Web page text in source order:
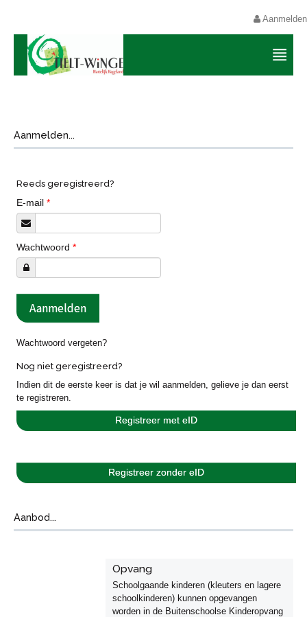
Aanmelden
Aanmelden...
Reeds geregistreerd?
E-mail*
Wachtwoord*
Wachtwoord vergeten?
Nog niet geregistreerd?
Indien dit de eerste keer is dat je wil aanmelden, gelieve je dan eerst
te registreren.
Registreer met eID
Registreer zonder eID
Aanbod...
Opvang
Schoolgaande kinderen (kleuters en lagere
schoolkinderen) kunnen opgevangen
worden in de Buitenschoolse Kinderopvang